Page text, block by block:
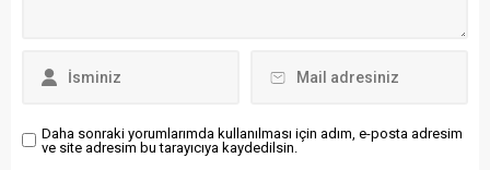
Daha sonraki yorumlarımda kullanılması için adım, e-posta adresim
ve site adresim bu tarayıcıya kaydedilsin.